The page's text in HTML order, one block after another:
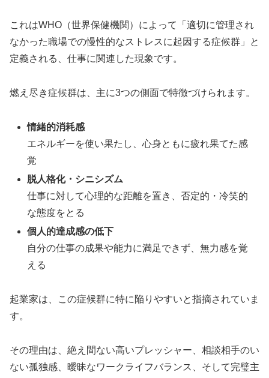
これはWHO（世界保健機関）によって「適切に管理され
なかった職場での慢性的なストレスに起因する症候群」と
定義される、仕事に関連した現象です。
燃え尽き症候群は、主に3つの側面で特徴づけられます。
情緒的消耗感
エネルギーを使い果たし、心身ともに疲れ果てた感
覚
脱人格化・シニシズム
仕事に対して心理的な距離を置き、否定的・冷笑的
な態度をとる
個人的達成感の低下
自分の仕事の成果や能力に満足できず、無力感を覚
える
起業家は、この症候群に特に陥りやすいと指摘されていま
す。
その理由は、絶え間ない高いプレッシャー、相談相手のい
ない孤独感、曖昧なワークライフバランス、そして完璧主